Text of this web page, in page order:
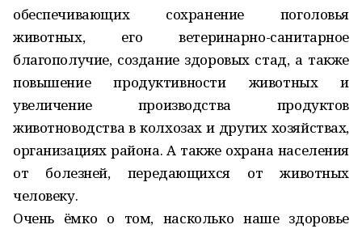
обеспечивающих сохранение поголовья
животных, его ветеринарно-санитарное
благополучие, создание здоровых стад, а также
повышение продуктивности животных и
увеличение производства продуктов
животноводства в колхозах и других хозяйствах,
организациях района. А также охрана населения
от болезней, передающихся от животных
человеку.
Очень ёмко о том, насколько наше здоровье